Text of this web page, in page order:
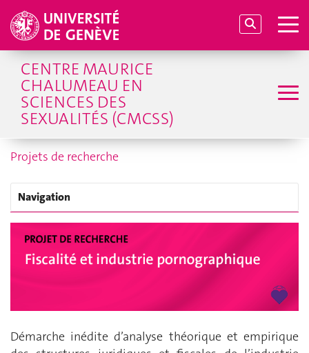
CENTRE MAURICE
CHALUMEAU EN
SCIENCES DES
SEXUALITÉS (CMCSS)
Projets de recherche
Navigation
Démarche inédite d’analyse théorique et empirique